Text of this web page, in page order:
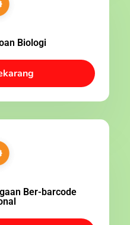
Biologi
Ber-barcode